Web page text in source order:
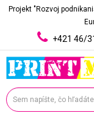
Projekt "Rozvoj
+421 46/